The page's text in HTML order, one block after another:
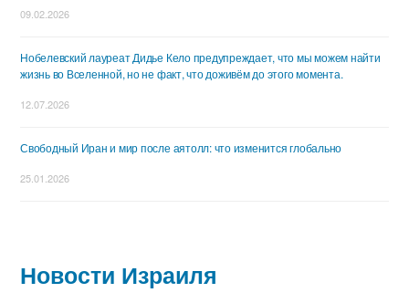
09.02.2026
Нобелевский лауреат Дидье Кело предупреждает, что мы можем найти
жизнь во Вселенной, но не факт, что доживём до этого момента.
12.07.2026
Свободный Иран и мир после аятолл: что изменится глобально
25.01.2026
Новости Израиля